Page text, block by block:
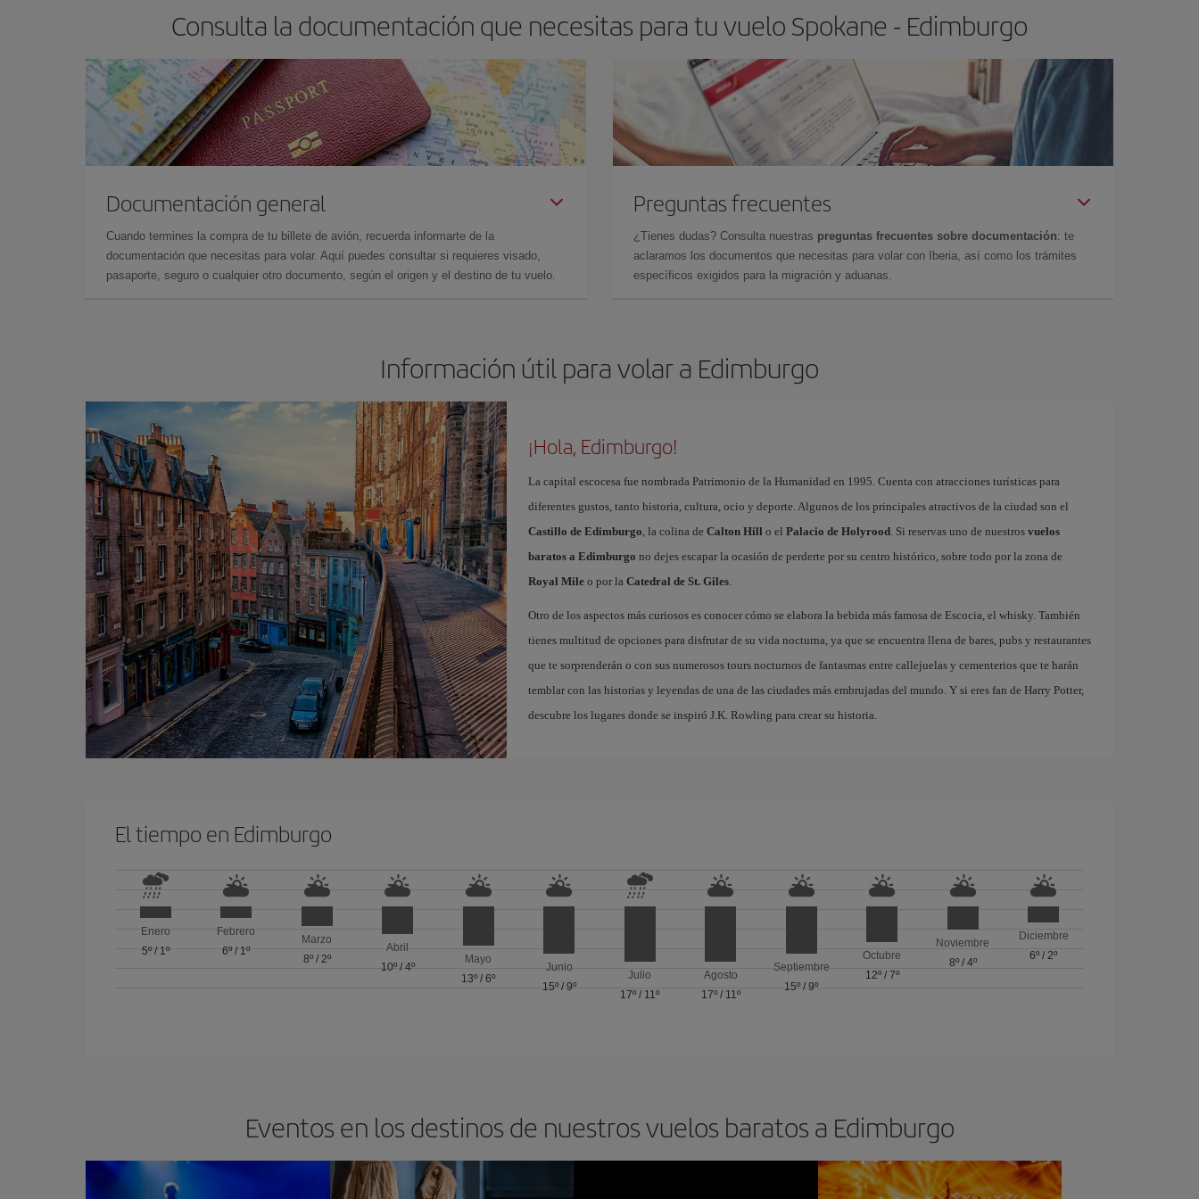
Consulta la documentación que necesitas para tu vuelo Spokane - Edimburgo
Documentación general
Cuando termines la compra de tu billete de avión, recuerda informarte de la
documentación que necesitas para volar. Aquí puedes consultar si requieres visado,
pasaporte, seguro o cualquier otro documento, según el origen y el destino de tu vuelo.
Preguntas frecuentes
¿Tienes dudas? Consulta nuestras preguntas frecuentes sobre documentación: te
aclaramos los documentos que necesitas para volar con Iberia, así como los trámites
específicos exigidos para la migración y aduanas.
Información útil para volar a Edimburgo
¡Hola, Edimburgo!
La capital escocesa fue nombrada Patrimonio de la Humanidad en 1995. Cuenta con atracciones turísticas para
diferentes gustos, tanto historia, cultura, ocio y deporte. Algunos de los principales atractivos de la ciudad son el
Castillo de Edimburgo, la colina de Calton Hill o el Palacio de Holyrood. Si reservas uno de nuestros vuelos
baratos a Edimburgo no dejes escapar la ocasión de perderte por su centro histórico, sobre todo por la zona de
Royal Mileo por la Catedral de St. Giles.
Otro de los aspectos más curiosos es conocer cómo se elabora la bebida más famosa de Escocia, el whisky. También
tienes multitud de opciones para disfrutar de su vida nocturna, ya que se encuentra llena de bares, pubs y restaurantes
que te sorprenderán o con sus numerosos tours nocturnos de fantasmas entre callejuelas y cementerios que te harán
temblar con las historias y leyendas de una de las ciudades más embrujadas del mundo. Y si eres fan de Harry Potter,
descubre los lugares donde se inspiró J.K. Rowling para crear su historia.
El tiempo en Edimburgo
Enero
5º/ 1º
Febrero
6º/ 1º
Marzo
8º/ 2º
Abril
10º/ 4º
Mayo
13º /6º
Junio
15º/ 9º
Julio
17º / 11º
Agosto
17º/ 11º
Septiembre
15º /9º
Octubre
12º/ 7º
Noviembre
8º/ 4º
Diciembre
6º / 2º
Eventos en los destinos de nuestros vuelos baratos a Edimburgo